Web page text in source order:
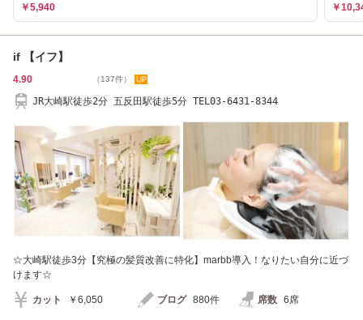
￥5,940 ￥
if 【イフ】
4.90 （137件）
JR大崎駅徒歩2分 五反田駅徒歩5分 TEL03-6431-8344
☆大崎駅徒歩3分【究極の髪質改善に特化】marbb導入！なりたい自分に近づ
けます☆
カット ￥6,050 ブログ 880件 席数 6席